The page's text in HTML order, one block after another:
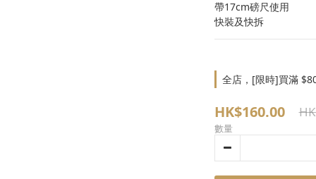
帶17cm磅尺使用
快裝及快拆
全店，[限時]買滿
HK$160.00
數量